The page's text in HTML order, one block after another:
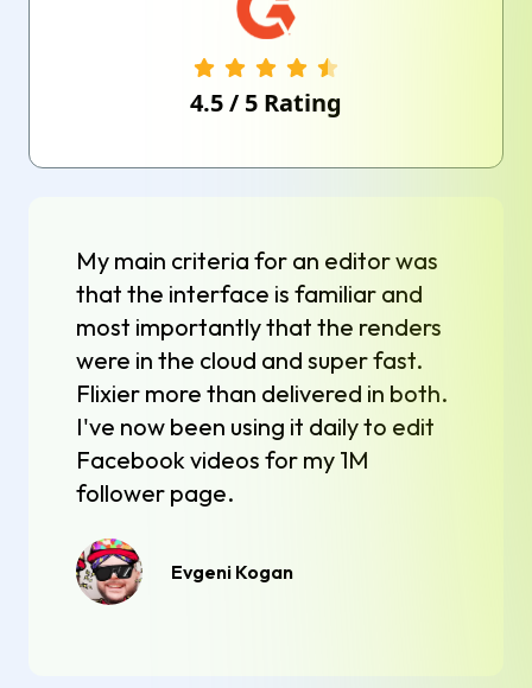
4.5/ 5 Rating
My main criteria for an editor was
that the interface is familiar and
most importantly that the renders
were in the cloud and super fast.
Flixier more than delivered in both.
I've now been using it daily to edit
Facebook videos for my 1M
follower page.
Evgeni Kogan